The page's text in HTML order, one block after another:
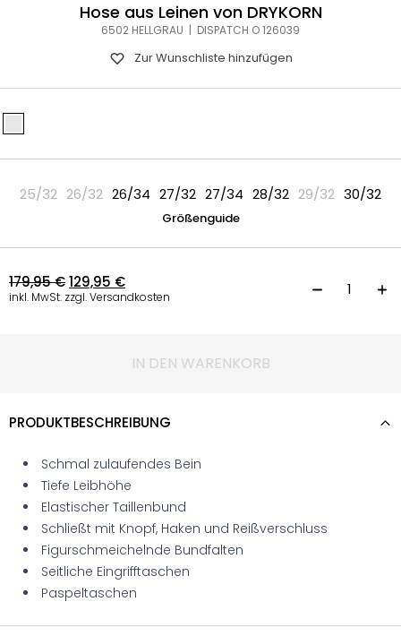
Hose aus Leinen von DRYKORN
6502 HELLGRAU | DISPATCH O 126039
Zur Wunschliste hinzufügen
25/32 26/32 26/34 27/32 27/34 28/32 29/32 30/32
Größenguide
179,95€129,95 €
inkl. MwSt. zzgl. Versandkosten
IN DEN WARENKORB
PRODUKTBESCHREIBUNG
Schmal zulaufendes Bein
Tiefe Leibhöhe
Elastischer Taillenbund
Schließt mit Knopf, Haken und Reißverschluss
Figurschmeichelnde Bundfalten
Seitliche Eingrifftaschen
Paspeltaschen